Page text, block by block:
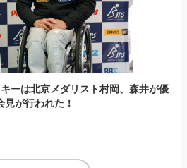
ーは北京メダリスト村岡、森井が優
が行われた！